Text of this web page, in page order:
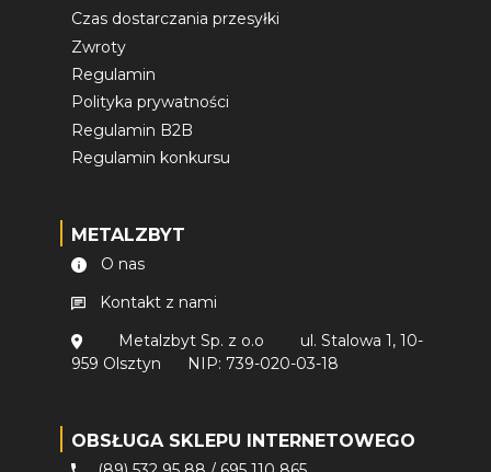
Czas dostarczania przesyłki
Zwroty
Regulamin
Polityka prywatności
Regulamin B2B
Regulamin konkursu
METALZBYT
O nas
Kontakt z nami
Metalzbyt Sp. z o.o
ul. Stalowa 1, 10-
959 Olsztyn
NIP: 739-020-03-18
OBSŁUGA SKLEPU INTERNETOWEGO